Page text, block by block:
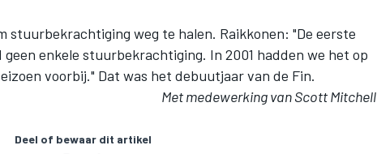
stuurbekrachtiging weg te halen. Raikkonen: "De eerste
enkele stuurbekrachtiging. In 2001 hadden we het op
voorbij." Dat was het debuutjaar van de Fin.
Met medewerking van Scott Mitchell
Deel of bewaar dit artikel